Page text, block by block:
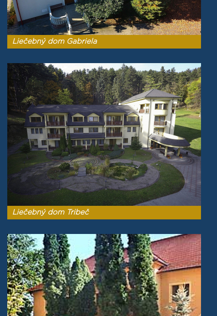
Liečebný dom Gabriela
Liečebný dom Tribeč